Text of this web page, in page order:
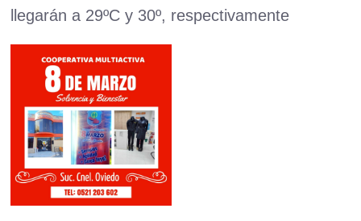
llegarán a 29ºC y 30º, respectivamente